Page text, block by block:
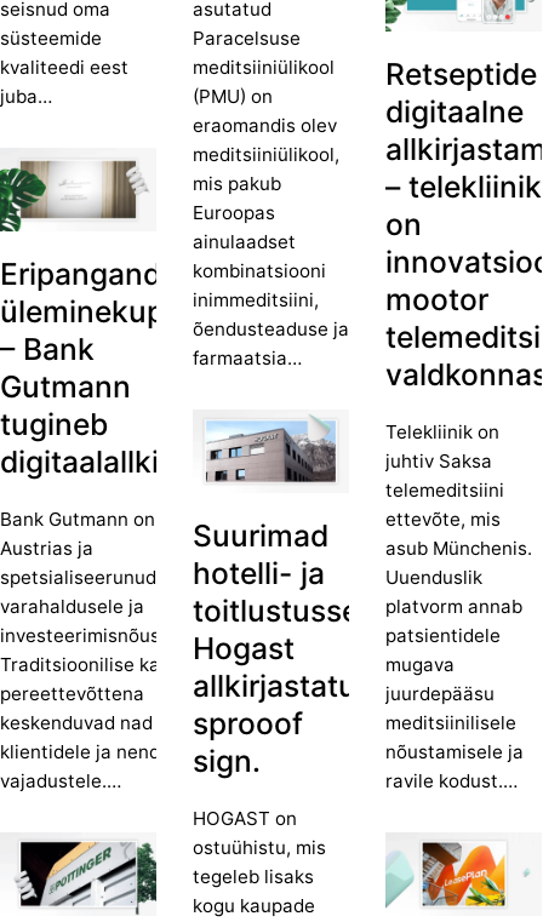
seisnud oma
süsteemide
kvaliteedi eest
juba…
asutatud
Paracelsuse
meditsiiniülikool
(PMU) on
eraomandis olev
meditsiiniülikool,
mis pakub
Euroopas
ainulaadset
kombinatsiooni
inimmeditsiini,
õendusteaduse ja
farmaatsia…
Retseptide
digitaalne
– telekliinik
on
mootor
Telekliinik on
juhtiv Saksa
telemeditsiini
ettevõte, mis
asub Münchenis.
Uuenduslik
platvorm annab
patsientidele
mugava
juurdepääsu
meditsiinilisele
nõustamisele ja
ravile kodust.…
Eripangandus
üleminekuperioodil
– Bank
Gutmann
tugineb
digitaalallkirjadele
Bank Gutmann on turuliider
Austrias ja
spetsialiseerunud
varahaldusele ja
investeerimisnõustamisele.
Traditsioonilise kaasaegse
pereettevõttena
keskenduvad nad alati
klientidele ja nende
vajadustele.…
Suurimad
hotelli- ja
toitlustussektoris:
Hogast
allkirjastatud
sprooof
sign.
HOGAST on
ostuühistu, mis
tegeleb lisaks
kogu kaupade